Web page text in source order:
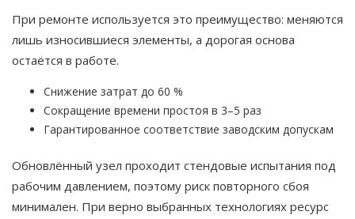
При ремонте используется это преимущество: меняются
лишь износившиеся элементы, а дорогая основа
остаётся в работе.
Снижение затрат до 60 %
Сокращение времени простоя в 3–5 раз
Гарантированное соответствие заводским допускам
Обновлённый узел проходит стендовые испытания под
рабочим давлением, поэтому риск повторного сбоя
минимален. При верно выбранных технологиях ресурс